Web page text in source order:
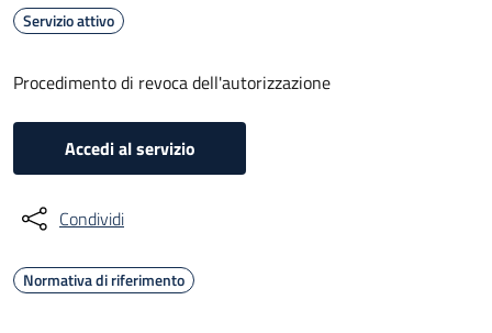
Servizio attivo
Procedimento di revoca dell'autorizzazione
Accedi al servizio
Condividi
Normativa di riferimento